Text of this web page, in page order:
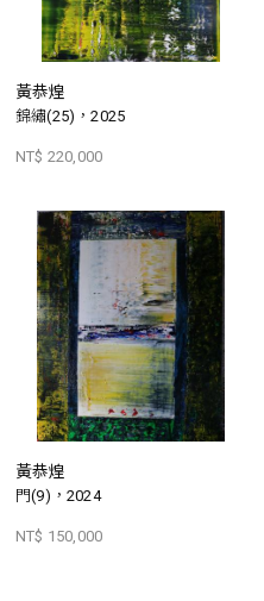
黃恭煌
錦繡(25)，2025
NT$ 220,000
黃恭煌
門(9)，2024
NT$ 150,000